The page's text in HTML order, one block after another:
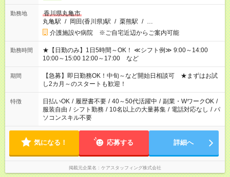
勤務地
香川県丸亀市
丸亀駅 / 岡田(香川県)駅 / 栗熊駅 / …
介護施設や病院 ※ご自宅近辺からご案内可能
勤務時間
★【日勤のみ】1日5時間～OK！ ≪シフト例≫ 9:00～14:00
10:00～15:00 12:00～17:00 など
期間
【急募】即日勤務OK！中旬～など開始日相談可 ★まずはお試
し2カ月～のスタートも歓迎！
特徴 日払いOK / 履歴書不要 / 40～50代活躍中 / 副業・WワークOK /
服装自由 / シフト勤務 / 10名以上の大量募集 / 電話対応なし / パ
ソコンスキル不要
気になる！ 応募する 詳細へ
掲載元企業名 ケアスタッフィング株式会社